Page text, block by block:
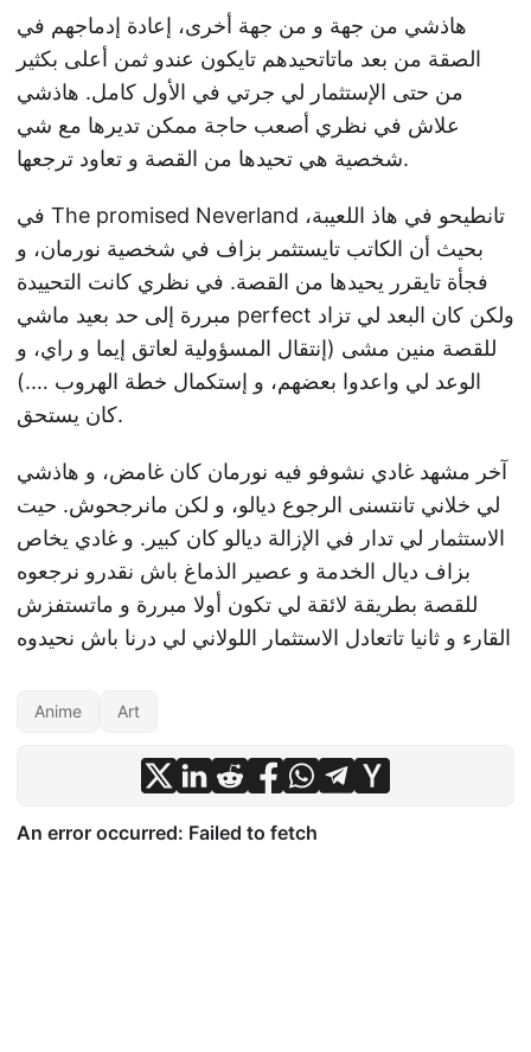
هاذشي من جهة و من جهة أخرى، إعادة إدماجهم في
الصقة من بعد ماتاتحيدهم تايكون عندو ثمن أعلى بكثير
من حتى الإستثمار لي جرتي في الأول كامل. هاذشي
علاش في نظري أصعب حاجة ممكن تديرها مع شي
شخصية هي تحيدها من القصة و تعاود ترجعها.
في The promised Neverland تانطيحو في هاذ اللعيبة،
بحيث أن الكاتب تايستثمر بزاف في شخصية نورمان، و
فجأة تايقرر يحيدها من القصة. في نظري كانت التحييدة
مبررة إلى حد بعيد ماشي perfect ولكن كان البعد لي تزاد
للقصة منين مشى (إنتقال المسؤولية لعاتق إيما و راي، و
الوعد لي واعدوا بعضهم، و إستكمال خطة الهروب ….)
كان يستحق.
آخر مشهد غادي نشوفو فيه نورمان كان غامض، و هاذشي
لي خلاني تانتسنى الرجوع ديالو، و لكن مانرجحوش. حيت
الاستثمار لي تدار في الإزالة ديالو كان كبير. و غادي يخاص
بزاف ديال الخدمة و عصير الذماغ باش نقدرو نرجعوه
للقصة بطريقة لائقة لي تكون أولا مبررة و ماتستفزش
القارء و ثانيا تاتعادل الاستثمار اللولاني لي درنا باش نحيدوه
Anime Art